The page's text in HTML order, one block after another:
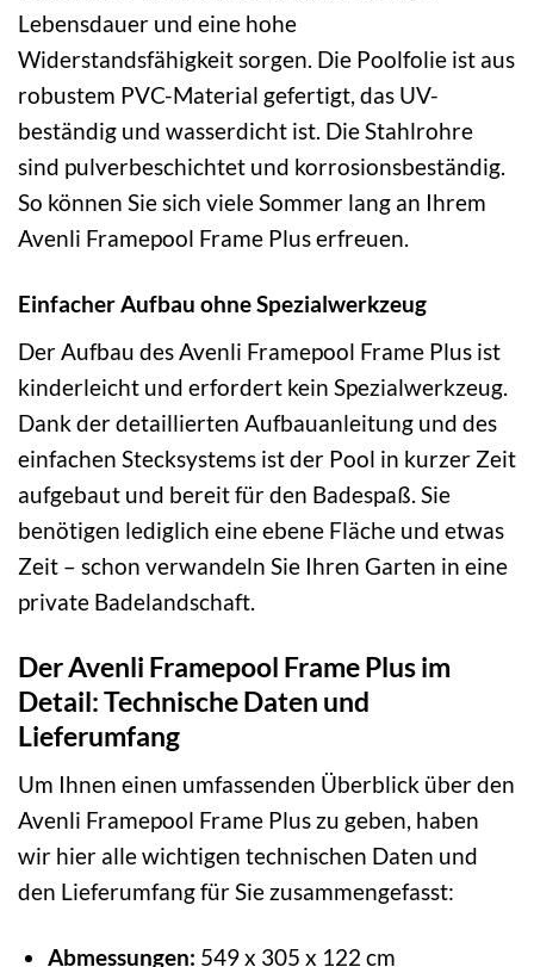
Lebensdauer und eine hohe
Widerstandsfähigkeit sorgen. Die Poolfolie ist aus
robustem PVC-Material gefertigt, das UV-
beständig und wasserdicht ist. Die Stahlrohre
sind pulverbeschichtet und korrosionsbeständig.
So können Sie sich viele Sommer lang an Ihrem
Avenli Framepool Frame Plus erfreuen.
Einfacher Aufbau ohne Spezialwerkzeug
Der Aufbau des Avenli Framepool Frame Plus ist
kinderleicht und erfordert kein Spezialwerkzeug.
Dank der detaillierten Aufbauanleitung und des
einfachen Stecksystems ist der Pool in kurzer Zeit
aufgebaut und bereit für den Badespaß. Sie
benötigen lediglich eine ebene Fläche und etwas
Zeit – schon verwandeln Sie Ihren Garten in eine
private Badelandschaft.
Der Avenli Framepool Frame Plus im
Detail: Technische Daten und
Lieferumfang
Um Ihnen einen umfassenden Überblick über den
Avenli Framepool Frame Plus zu geben, haben
wir hier alle wichtigen technischen Daten und
den Lieferumfang für Sie zusammengefasst:
Abmessungen: 549 x 305 x 122 cm